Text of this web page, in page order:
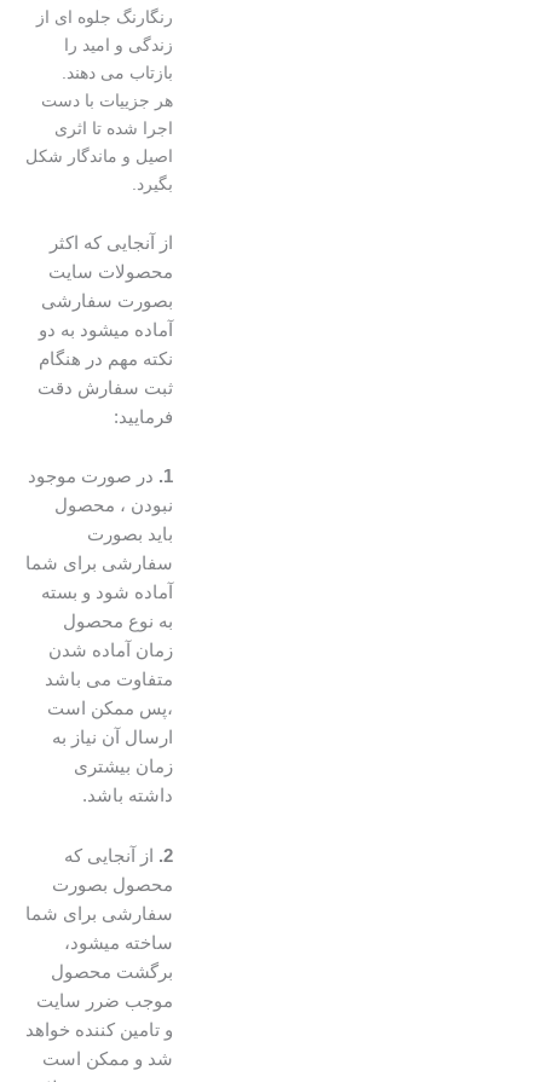
رنگارنگ جلوه ای از
زندگی و امید را
بازتاب می دهند.
هر جزییات با دست
اجرا شده تا اثری
اصیل و ماندگار شکل
بگیرد.
از آنجایی که اکثر
محصولات سایت
بصورت سفارشی
آماده میشود به دو
نکته مهم در هنگام
ثبت سفارش دقت
فرمایید:
در صورت موجود
نبودن ، محصول
باید بصورت
سفارشی برای شما
آماده شود و بسته
به نوع محصول
زمان آماده شدن
متفاوت می باشد
،پس ممکن است
ارسال آن نیاز به
زمان بیشتری
داشته باشد.
از آنجایی که
محصول بصورت
سفارشی برای شما
ساخته میشود،
برگشت محصول
موجب ضرر سایت
و تامین کننده خواهد
شد و ممکن است